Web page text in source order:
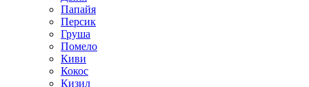
Папайя
Персик
Груша
Помело
Киви
Кокос
Кизил